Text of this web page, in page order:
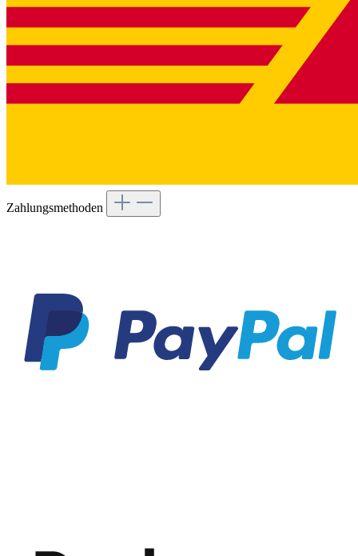
Zahlungsmethoden